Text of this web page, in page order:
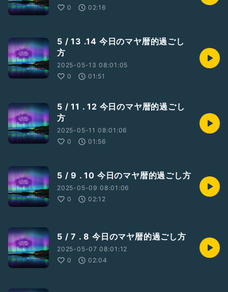
0
02:16
5 / 13 .14 今日のマヤ暦的過ごし
方
2025-05-13 08:01:05
0
01:51
5 / 11 . 12 今日のマヤ暦的過ごし
方
2025-05-11 08:01:06
0
01:56
5 / 9 . 10 今日のマヤ暦的過ごし方
2025-05-09 08:01:06
0
02:12
5 / 7 . 8 今日のマヤ暦的過ごし方
2025-05-07 08:01:12
0
02:04